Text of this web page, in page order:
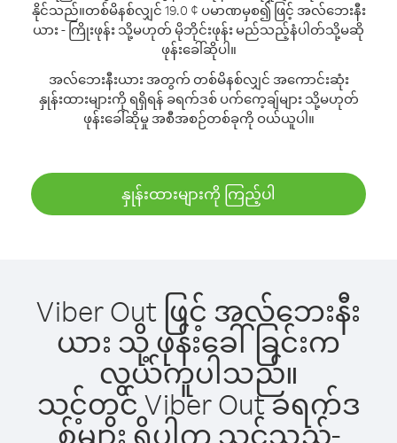
နိုင်သည်။တစ်မိနစ်လျှင် 19.0 ¢ ပမာဏမှစ၍ ဖြင့် အလ်ဘေးနီး
ယား - ကြိုးဖုန်း သို့မဟုတ် မိုဘိုင်းဖုန်း မည်သည့်နံပါတ်သို့မဆို
ဖုန်းခေါ်ဆိုပါ။
အလ်ဘေးနီးယား အတွက် တစ်မိနစ်လျှင် အကောင်းဆုံး
နှုန်းထားများကို ရရှိရန် ခရက်ဒစ် ပက်ကေ့ချ်များ သို့မဟုတ်
ဖုန်းခေါ်ဆိုမှု အစီအစဉ်တစ်ခုကို ဝယ်ယူပါ။
နှုန်းထားများကို ကြည့်ပါ
Viber Out ဖြင့် အလ်ဘေးနီး
ယား သို့ ဖုန်းခေါ်ခြင်းက
လွယ်ကူပါသည်။
သင့်တွင် Viber Out ခရက်ဒ
စ်များ ရှိပါက သင်သည်-